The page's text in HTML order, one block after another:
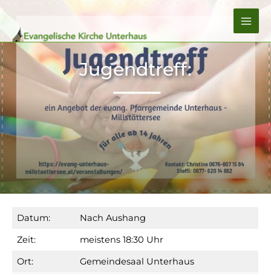
springen
Jugendtreff:
Datum:
Nach Aushang
Zeit:
meistens 18:30 Uhr
Ort:
Gemeindesaal Unterhaus